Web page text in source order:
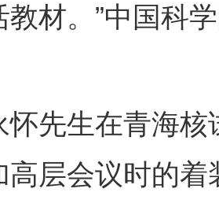
教材。”中国科
生在青海核
高层会议时的着